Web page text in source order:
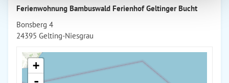
Ferienwohnung Bambuswald Ferienhof Geltinger Bucht
Bonsberg 4
24395 Gelting-Niesgrau
+